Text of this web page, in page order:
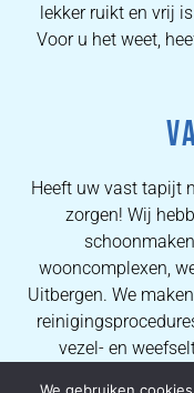
lekker ruikt en vrij
Voor u het weet,
Heeft uw vast tapijt
zorgen! Wij
wooncomplexen,
Uitbergen. We
vezel- en